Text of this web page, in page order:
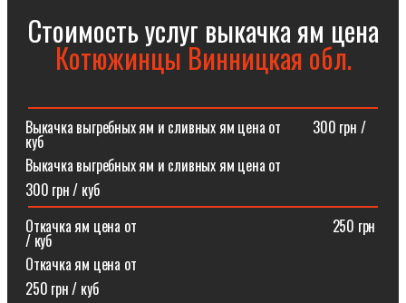
Стоимость услуг выкачка ям цена
Котюжинцы Винницкая обл.
Выкачка выгребных ям и сливных ям цена от⠀⠀⠀300 грн /
куб
Выкачка выгребных ям и сливных ям цена от
300 грн / куб
Откачка ям цена от ⠀⠀⠀⠀⠀⠀⠀⠀⠀⠀⠀⠀⠀⠀⠀⠀⠀⠀250 грн
/ куб
Откачка ям цена от
250 грн / куб